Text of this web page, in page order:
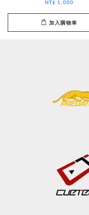
NT$ 1,000
加入購物車